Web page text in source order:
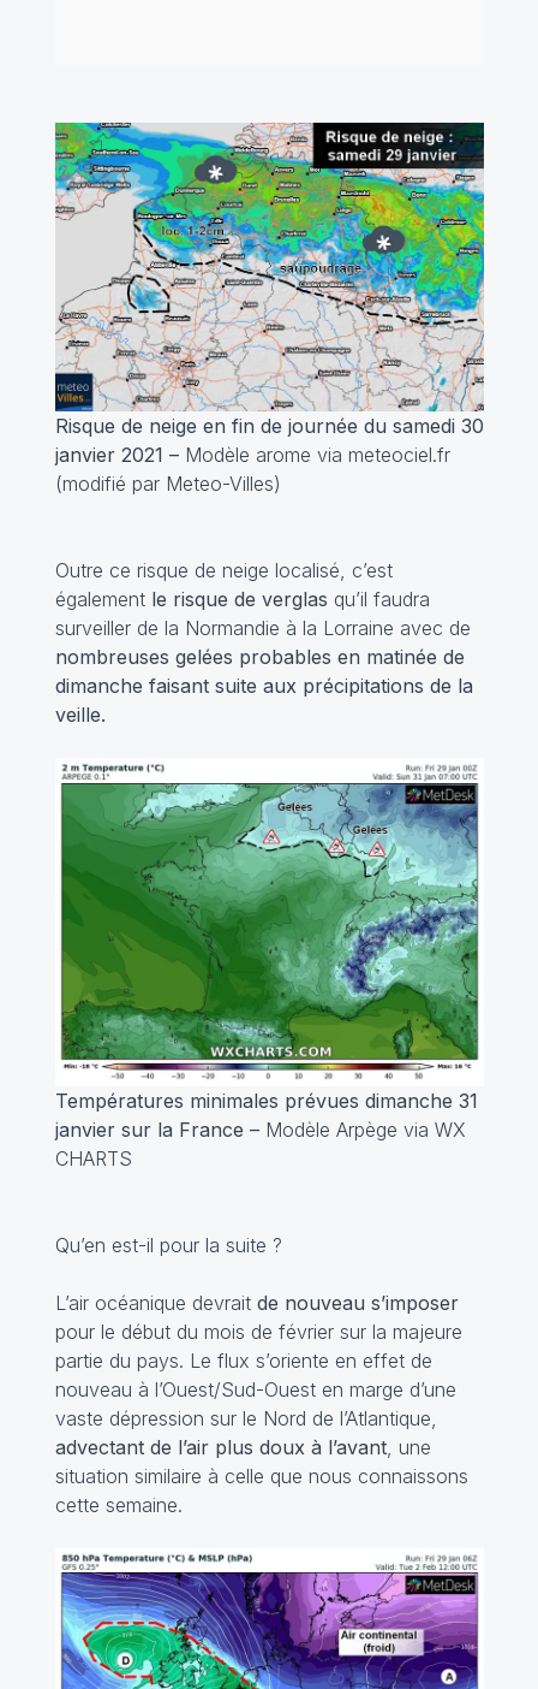
Risque de neige en fin de journée du samedi 30
janvier 2021 –Modèle arome via meteociel.fr
(modifié par Meteo-Villes)
Outre ce risque de neige localisé, c’est
également le risque de verglas qu’il faudra
surveiller de la Normandie à la Lorraine avec de
nombreuses gelées probables en matinée de
dimanche faisant suite aux précipitations de la
veille.
Températures minimales prévues dimanche 31
janvier sur la France –Modèle Arpège via WX
CHARTS
Qu’en est-il pour la suite ?
L’air océanique devrait de nouveau s’imposer
pour le début du mois de février sur la majeure
partie du pays. Le flux s’oriente en effet de
nouveau à l’Ouest/Sud-Ouest en marge d’une
vaste dépression sur le Nord de l’Atlantique,
advectant de l’air plus doux à l’avant, une
situation similaire à celle que nous connaissons
cette semaine.